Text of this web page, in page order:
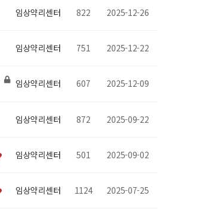
임상약리센터 822 2025-12-26
임상약리센터 751 2025-12-22
임상약리센터 607 2025-12-09
임상약리센터 872 2025-09-22
임상약리센터 501 2025-09-02
임상약리센터 1124 2025-07-25